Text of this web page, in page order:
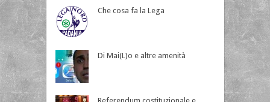
Che cosa fa la Lega
Di Mai(L)o e altre amenità